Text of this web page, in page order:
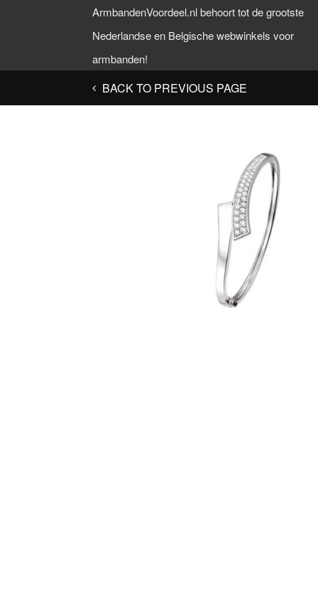
ArmbandenVoordeel.nl behoort tot de grootste
Nederlandse en Belgische webwinkels voor
armbanden!
BACK TO PREVIOUS PAGE